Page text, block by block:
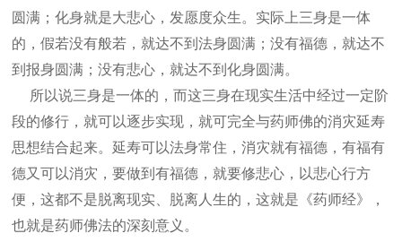
圆满；化身就是大悲心，发愿度众生。实际上三身是一体
的，假若没有般若，就达不到法身圆满；没有福德，就达不
到报身圆满；没有悲心，就达不到化身圆满。
所以说三身是一体的，而这三身在现实生活中经过一定阶
段的修行，就可以逐步实现，就可完全与药师佛的消灾延寿
思想结合起来。延寿可以法身常住，消灾就有福德，有福有
德又可以消灾，要做到有福德，就要修悲心，以悲心行方
便，这都不是脱离现实、脱离人生的，这就是《药师经》，
也就是药师佛法的深刻意义。